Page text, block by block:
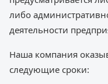
либо
деятельности
Наша компания
следующие сроки: